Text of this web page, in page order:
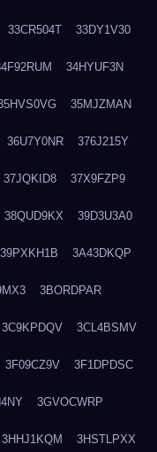
33CR504T 33DY1V30
34HYUF3N
35MJZMAN
36U7Y0NR 376J215Y
37JQKID8 37X9FZP9
38QUD9KX 39D3U3A0
39PXKH1B 3A43DKQP
3BORDPAR
3C9KPDQV 3CL4BSMV
3F09CZ9V 3F1DPDSC
3GVOCWRP
3HHJ1KQM 3HSTLPXX